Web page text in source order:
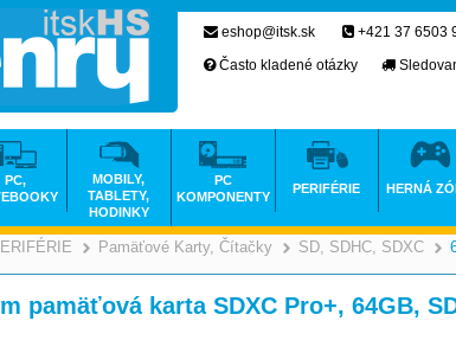
Pamäťové Karty, Čítačky SD, SDHC, SDXC
pamäťová karta SDXC Pro+, 64GB,
eshop@itsk.sk +421 37 6503
Často kladené otázky
PC,
MOBILY,
TABLETY,
HODINKY
PC
KOMPONENTY
PERIFÉRIE HERNÁ